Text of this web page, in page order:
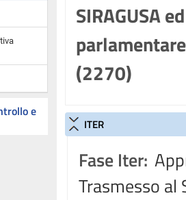
e
SIRAGUSA
(2270)
ITER
Fase Iter:
Trasmesso al